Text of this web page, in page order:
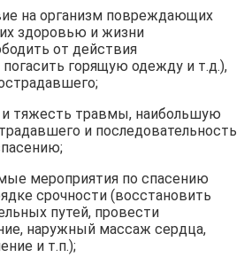
на организм повреждающих
здоровью и жизни
от действия
погасить горящую одежду и т.д.),
и тяжесть травмы, наибольшую
и последовательность
мероприятия по спасению
срочности (восстановить
путей, провести
наружный мас­саж сердца,
и т.п.);